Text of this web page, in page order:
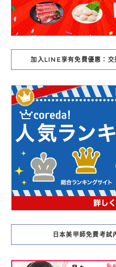
加入LINE享有免費優惠：交
日本美甲師免費考試